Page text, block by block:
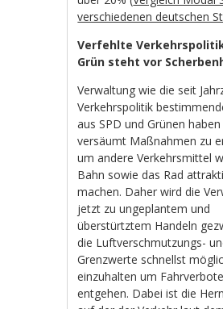
verschiedenen deutschen
Verfehlte
Grün steht vor
Verwaltung wie die seit
Verkehrspolitik
aus SPD und Grünen haben
versäumt Maßnahmen zu
um andere Verkehrsmittel
Bahn sowie das Rad
machen. Daher wird die
jetzt zu ungeplantem und
überstürtztem Handeln
die Luftverschmutzungs-
Grenzwerte schnellst
einzuhalten um
entgehen. Dabei ist die